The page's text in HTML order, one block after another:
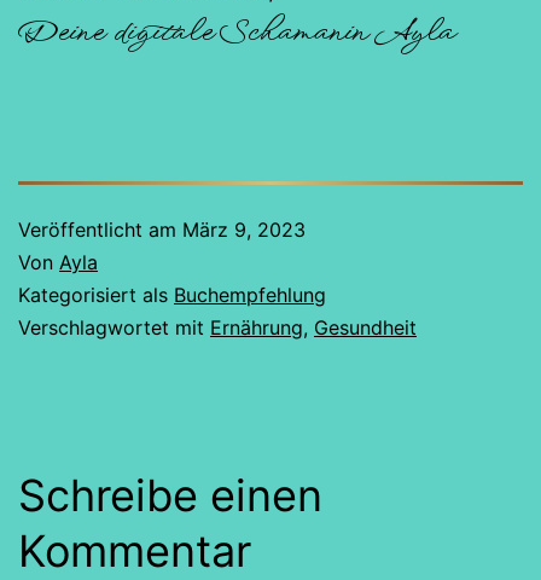
Deine digitale Schamanin Ayla
Veröffentlicht am März 9, 2023
Von Ayla
Kategorisiert als Buchempfehlung
Verschlagwortet mit Ernährung, Gesundheit
Schreibe einen
Kommentar